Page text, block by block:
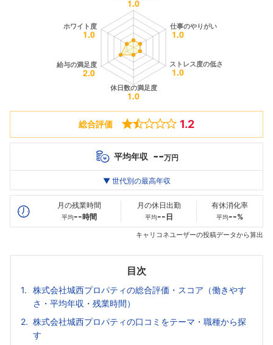
総合評価 1.2
平均年収 --万円
最高年収
20代
--万
30代
--万
--万
▼ 世代別の最高年収
月の残業時間
平均--時間
月の休日出勤
平均-- 日
有休消化率
平均--%
キャリコネユーザーの投稿データから算出
目次
株式会社城西プロパティの総合評価・スコア（働きやす
さ・平均年収・残業時間）
株式会社城西プロパティの口コミをテーマ・職種から探
す